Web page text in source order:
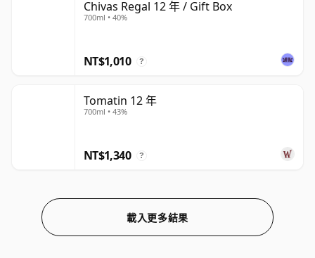
Chivas Regal 12 年 / Gift Box
700ml • 40%
NT$1,010 ?
Tomatin 12 年
700ml • 43%
NT$1,340 ?
載入更多結果